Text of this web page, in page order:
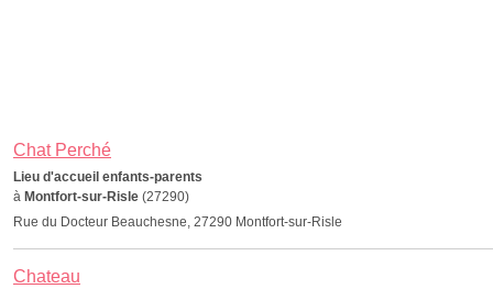
Chat Perché
Lieu d'accueil enfants-parents
à Montfort-sur-Risle (27290)
Rue du Docteur Beauchesne, 27290 Montfort-sur-Risle
Chateau